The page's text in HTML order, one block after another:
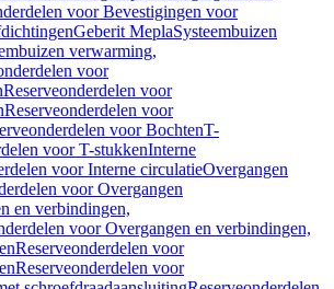
voor Bevestigingen voor
Geberit MeplaSysteembuizen
verwarming,
voor
Reserveonderdelen voor
Reserveonderdelen voor
voor BochtenT-
voor T-stukkenInterne
voor Interne circulatieOvergangen
voor Overgangen
en verbindingen,
voor Overgangen en verbindingen,
Reserveonderdelen voor
Reserveonderdelen voor